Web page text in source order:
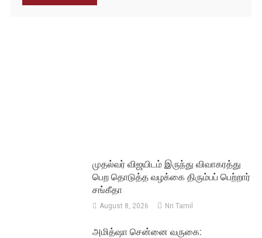
முதல்வர் விஜயிடம் இருந்து விவாகரத்து
பெற தொடுத்த வழக்கை திரும்பப் பெற்றார்
சங்கீதா
August 8, 2026 Nri Tamil
அமித்ஷா சென்னை வருகை: